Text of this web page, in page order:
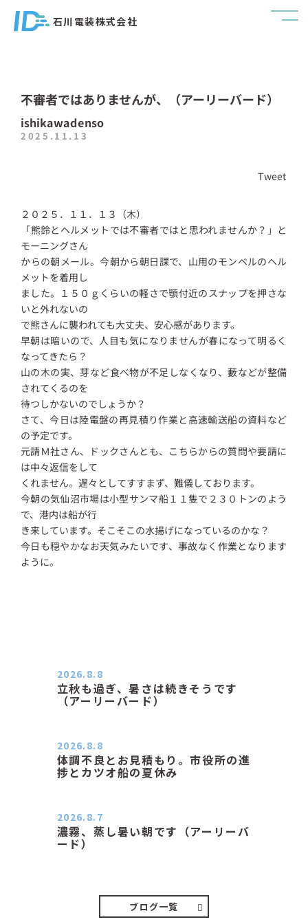
石川電装株式会社
不審者ではありませんが、（アーリーバード）
ishikawadenso
2025.11.13
Tweet
２０２５．１１．１３（木）
「熊鈴とヘルメットでは不審者ではと思われませんか？」と
モーニングさん
からの朝メール。今朝から朝日課で、山用のモンベルのヘル
メットを着用し
ました。１５０ｇくらいの軽さで顎付近のスナップを押さな
いと外れないの
で熊さんに襲われても大丈夫、安心感があります。
早朝は暗いので、人目も気になりませんが春になって明るく
なってきたら？
山の木の実、芽など食べ物が不足しなくなり、藪などが整備
されてくるのを
待つしかないのでしょうか？
さて、今日は陸電盤の再見積り作業と高速輸送船の資料など
の予定です。
元請Ｍ社さん、ドックさんとも、こちらからの質問や要請に
は中々返信をして
くれません。遅々としてすすまず、難儀しております。
今朝の気仙沼市場は小型サンマ船１１隻で２３０トンのよう
で、港内は船が行
き来しています。そこそこの水揚げになっているのかな？
今日も穏やかなお天気みたいです、事故なく作業となります
ように。
立秋も過ぎ、暑さは続きそうです
（アーリーバード）
2026.8.8
体調不良とお見積もり。市役所の進
捗とカツオ船の夏休み
2026.8.8
濃霧、蒸し暑い朝です（アーリーバ
ード）
2026.8.7
ブログ一覧